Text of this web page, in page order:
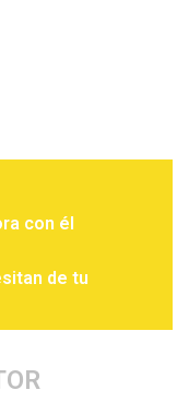
con él
de tu